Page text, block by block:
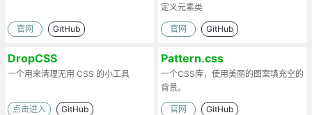
官网 GitHub
定义元素类
官网 GitHub
DropCSS
一个用来清理无用 CSS 的小工具
点击进入 GitHub
Pattern.css
一个CSS库，使用美丽的图案填充空的
背景。
官网 GitHub